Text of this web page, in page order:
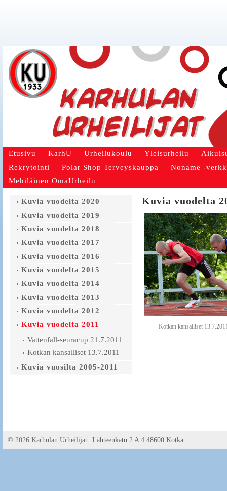
Etusivu KarhU Urheilukoulu Yleisurheilu
Rekrytointi
Polar Shop Terveyskauppa
Noname -
Mehiläinen OmaUrheilu
Kuvia vuodelta
Kotkan kansalliset
Kuvia vuodelta 2020
Kuvia vuodelta 2019
Kuvia vuodelta 2018
Kuvia vuodelta 2017
Kuvia vuodelta 2016
Kuvia vuodelta 2015
Kuvia vuodelta 2014
Kuvia vuodelta 2013
Kuvia vuodelta 2012
Kuvia vuodelta 2011
Vattenfall-seuracup 21.7.2011
Kotkan kansalliset 13.7.2011
Kuvia vuosilta 2005-2011
© 2026 Karhulan Urheilijat Lähteenkatu 2 A 4 48600 Kotka